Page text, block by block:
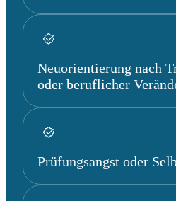
Neuorientierung nach
oder beruflicher
Prüfungsangst oder